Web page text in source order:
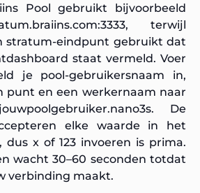
Pool gebruikt bijvoorbeeld
, terwijl
stratum-eindpunt gebruikt dat
staat vermeld. Voer
je pool-gebruikersnaam in,
punt en een werkernaam naar
jouwpoolgebruiker.nano3s. De
elke waarde in het
dus xof123 invoeren is prima.
wacht 30–60 seconden totdat
verbinding maakt.